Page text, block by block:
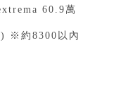
60.9萬
) ※約8300以內⁣